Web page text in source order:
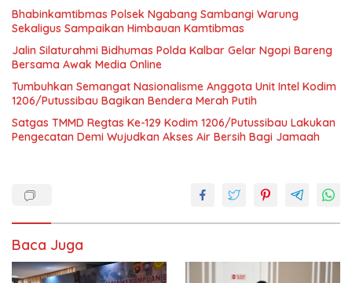
Bhabinkamtibmas Polsek Ngabang Sambangi Warung
Sekaligus Sampaikan Himbauan Kamtibmas
Jalin Silaturahmi Bidhumas Polda Kalbar Gelar Ngopi Bareng
Bersama Awak Media Online
Tumbuhkan Semangat Nasionalisme Anggota Unit Intel Kodim
1206/Putussibau Bagikan Bendera Merah Putih
Satgas TMMD Regtas Ke-129 Kodim 1206/Putussibau Lakukan
Pengecatan Demi Wujudkan Akses Air Bersih Bagi Jamaah
Baca Juga